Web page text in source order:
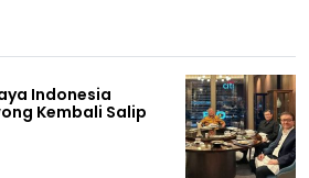
Indonesia
Kembali Salip